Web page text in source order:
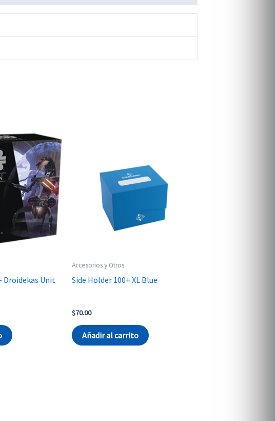
Droidekas Unit
Accesorios y Otros
Side Holder 100+ XL Blue
$70.00
Añadir al carrito